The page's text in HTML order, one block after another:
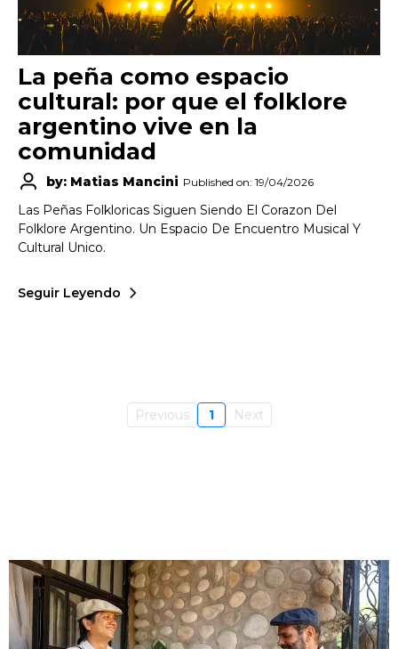
La peña como espacio
cultural: por que el folklore
argentino vive en la
comunidad
by: Matias Mancini Published on: 19/04/2026
Las Peñas Folkloricas Siguen Siendo El Corazon Del
Folklore Argentino. Un Espacio De Encuentro Musical Y
Cultural Unico.
Seguir Leyendo
Previous 1 Next